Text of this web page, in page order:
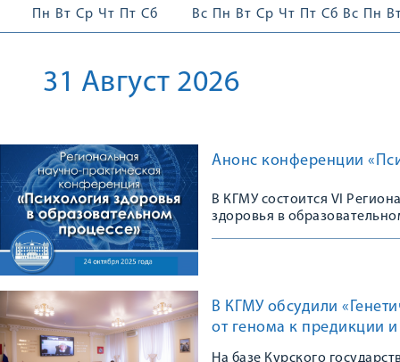
Пн Вт Ср Чт Пт Сб
Вс Пн Вт Ср Чт Пт Сб Вс Пн
31 Август 2026
Анонс конференции
В КГМУ состоится VI
здоровья в
В КГМУ обсудили
от генома к предикции
На базе Курского